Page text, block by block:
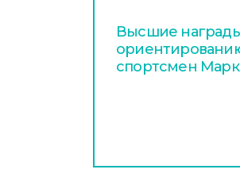
Высшие
спортсмен